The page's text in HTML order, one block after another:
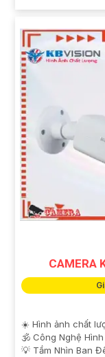
CAMERA
☀️ Hình ảnh chất
🕉️ Công Nghệ Hình
💡 Tầm Nhìn Ban